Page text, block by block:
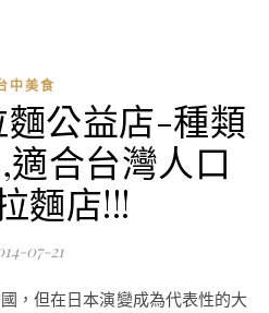
中美食
公益店-種類
合台灣人口
麵店!!!
07-21